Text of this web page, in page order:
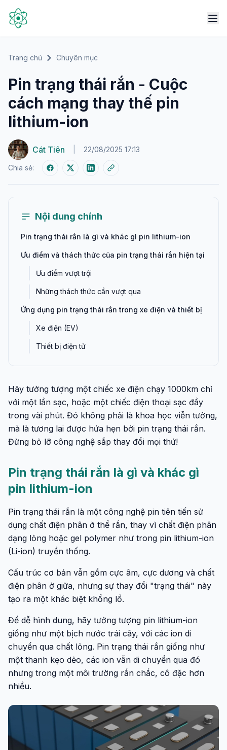
Trang chủ Chuyên mục
Pin trạng thái rắn - Cuộc
cách mạng thay thế pin
lithium-ion
Cát Tiên 22/08/2025 17:13
Chia sẻ:
Nội dung chính
Pin trạng thái rắn là gì và khác gì pin lithium-ion
Ưu điểm và thách thức của pin trạng thái rắn hiện tại
Ưu điểm vượt trội
Những thách thức cần vượt qua
Ứng dụng pin trạng thái rắn trong xe điện và thiết bị
Xe điện (EV)
Thiết bị điện tử
Hãy tưởng tượng một chiếc xe điện chạy 1000km chỉ
với một lần sạc, hoặc một chiếc điện thoại sạc đầy
trong vài phút. Đó không phải là khoa học viễn tưởng,
mà là tương lai được hứa hẹn bởi pin trạng thái rắn.
Đừng bỏ lỡ công nghệ sắp thay đổi mọi thứ!
Pin trạng thái rắn là gì và khác gì
pin lithium-ion
Pin trạng thái rắn là một công nghệ pin tiên tiến sử
dụng chất điện phân ở thể rắn, thay vì chất điện phân
dạng lỏng hoặc gel polymer như trong pin lithium-ion
(Li-ion) truyền thống.
Cấu trúc cơ bản vẫn gồm cực âm, cực dương và chất
điện phân ở giữa, nhưng sự thay đổi "trạng thái" này
tạo ra một khác biệt khổng lồ.
Để dễ hình dung, hãy tưởng tượng pin lithium-ion
giống như một bịch nước trái cây, với các ion di
chuyển qua chất lỏng. Pin trạng thái rắn giống như
một thanh kẹo dẻo, các ion vẫn di chuyển qua đó
nhưng trong một môi trường rắn chắc, cô đặc hơn
nhiều.